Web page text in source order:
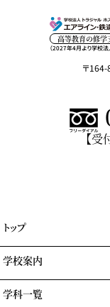
高等教育の修学
（2027年4月より学校法
〒
【
トップ
学校案内
学園情報・教育理念
学科一覧